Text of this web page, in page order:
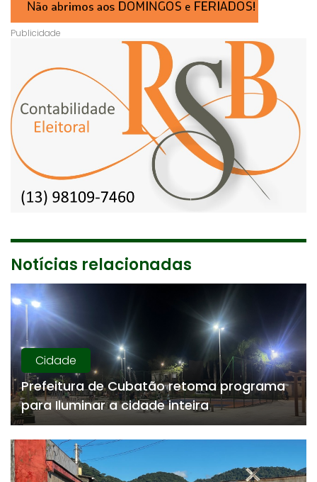
Notícias relacionadas
Cidade
Prefeitura de Cubatão retoma programa
para Iluminar a cidade inteira